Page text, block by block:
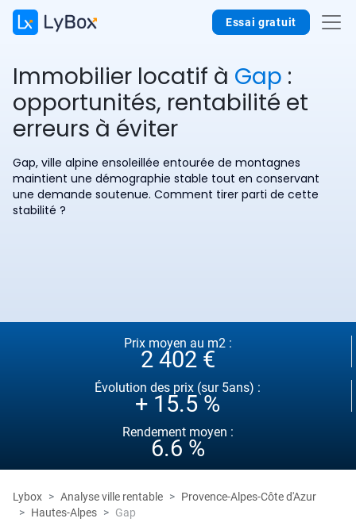
Essai gratuit
Immobilier locatif à Gap :
opportunités, rentabilité et
erreurs à éviter
Gap, ville alpine ensoleillée entourée de montagnes
maintient une démographie stable tout en conservant
une demande soutenue. Comment tirer parti de cette
stabilité ?
Prix moyen au m2 :
2 402 €
Évolution des prix (sur 5ans) :
+ 15.5 %
Rendement moyen :
6.6 %
Lybox Analyse ville rentable
Provence-Alpes-Côte d'Azur
Hautes-Alpes
Gap